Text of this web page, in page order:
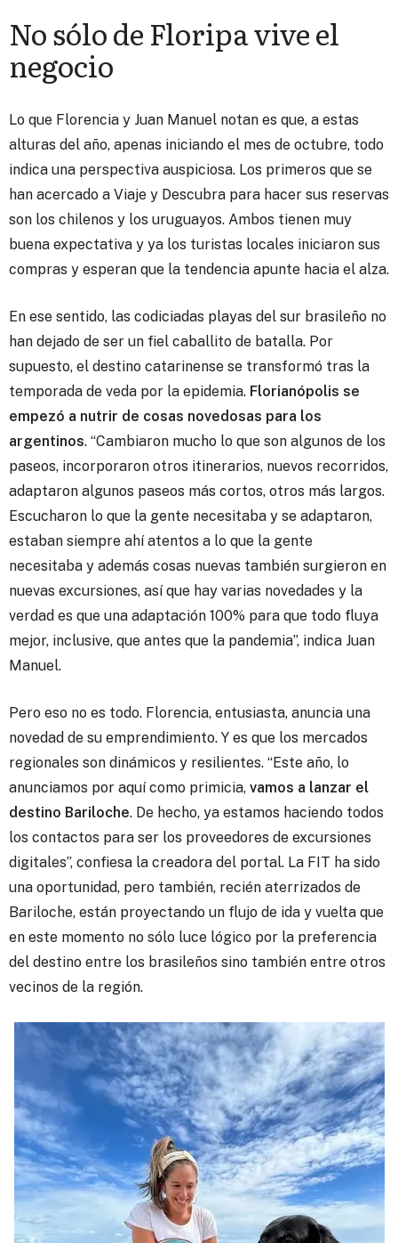
No sólo de Floripa vive el
negocio
Lo que Florencia y Juan Manuel notan es que, a estas
alturas del año, apenas iniciando el mes de octubre, todo
indica una perspectiva auspiciosa. Los primeros que se
han acercado a Viaje y Descubra para hacer sus reservas
son los chilenos y los uruguayos. Ambos tienen muy
buena expectativa y ya los turistas locales iniciaron sus
compras y esperan que la tendencia apunte hacia el alza.
En ese sentido, las codiciadas playas del sur brasileño no
han dejado de ser un fiel caballito de batalla. Por
supuesto, el destino catarinense se transformó tras la
temporada de veda por la epidemia. Florianópolis se
empezó a nutrir de cosas novedosas para los
argentinos. “Cambiaron mucho lo que son algunos de los
paseos, incorporaron otros itinerarios, nuevos recorridos,
adaptaron algunos paseos más cortos, otros más largos.
Escucharon lo que la gente necesitaba y se adaptaron,
estaban siempre ahí atentos a lo que la gente
necesitaba y además cosas nuevas también surgieron en
nuevas excursiones, así que hay varias novedades y la
verdad es que una adaptación 100% para que todo fluya
mejor, inclusive, que antes que la pandemia”, indica Juan
Manuel.
Pero eso no es todo. Florencia, entusiasta, anuncia una
novedad de su emprendimiento. Y es que los mercados
regionales son dinámicos y resilientes. “Este año, lo
anunciamos por aquí como primicia, vamos a lanzar el
destino Bariloche. De hecho, ya estamos haciendo todos
los contactos para ser los proveedores de excursiones
digitales”, confiesa la creadora del portal. La FIT ha sido
una oportunidad, pero también, recién aterrizados de
Bariloche, están proyectando un flujo de ida y vuelta que
en este momento no sólo luce lógico por la preferencia
del destino entre los brasileños sino también entre otros
vecinos de la región.